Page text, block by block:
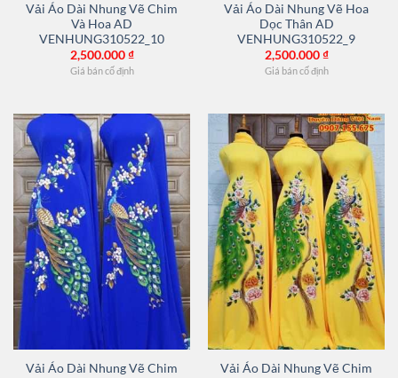
Vải Áo Dài Nhung Vẽ Chim
Và Hoa AD
VENHUNG310522_10
2,500.000₫
Giá bán cố định
Vải Áo Dài Nhung Vẽ Hoa
Dọc Thân AD
VENHUNG310522_9
2,500.000₫
Giá bán cố định
Vải Áo Dài Nhung Vẽ Chim
Vải Áo Dài Nhung Vẽ Chim